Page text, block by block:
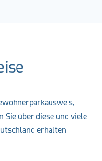
Sie über diese und viele
erhalten